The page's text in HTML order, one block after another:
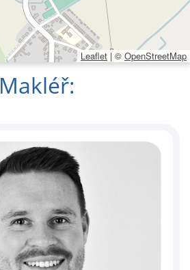
Leaflet | © OpenStreetMap
Makléř: